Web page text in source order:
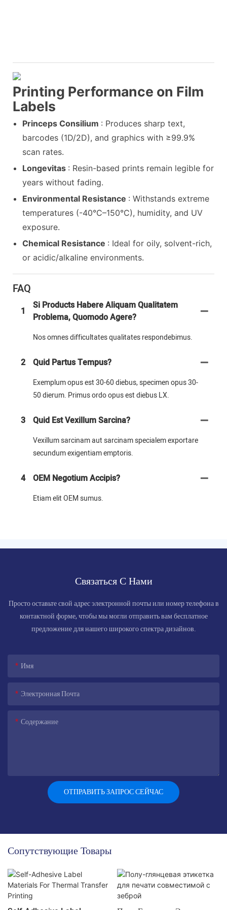
Printing Performance on Film
Labels
Princeps Consilium : Produces sharp text,
barcodes (1D/2D), and graphics with ≥99.9%
scan rates.
Longevitas : Resin-based prints remain legible for
years without fading.
Environmental Resistance : Withstands extreme
temperatures (-40°C–150°C), humidity, and UV
exposure.
Chemical Resistance : Ideal for oily, solvent-rich,
or acidic/alkaline environments.
FAQ
1
Si Products Habere Aliquam Qualitatem
Problema, Quomodo Agere?
Nos omnes difficultates qualitates respondebimus.
2 Quid Partus Tempus?
Exemplum opus est 30-60 diebus, specimen opus 30-
50 dierum. Primus ordo opus est diebus LX.
3 Quid Est Vexillum Sarcina?
Vexillum sarcinam aut sarcinam specialem exportare
secundum exigentiam emptoris.
4 OEM Negotium Accipis?
Etiam elit OEM sumus.
Связаться С Нами
Просто оставьте свой адрес электронной почты или номер телефона в
контактной форме, чтобы мы могли отправить вам бесплатное
предложение для нашего широкого спектра дизайнов.
Имя
Электронная Почта
Содержание
ОТПРАВИТЬ ЗАПРОС СЕЙЧАС
Сопутствующие Товары